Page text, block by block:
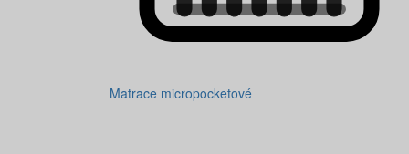
Matrace micropocketové